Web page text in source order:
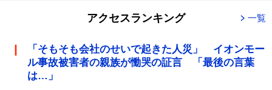
アクセスランキング 一覧
「そもそも会社のせいで起きた人災」 イオンモー
ル事故被害者の親族が慟哭の証言 「最後の言葉
は…」